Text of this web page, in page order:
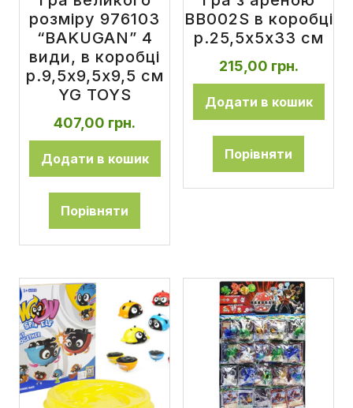
розміру 976103
“BAKUGAN” 4
види, в коробці
р.9,5х9,5х9,5 см
YG TOYS
407,00 грн.
Додати в кошик
Порівняти
BB002S в коробці
р.25,5х5х33 см
215,00 грн.
Додати в кошик
Порівняти